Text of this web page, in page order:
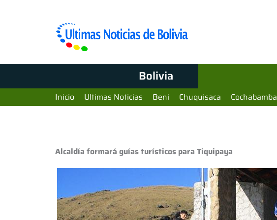
Bolivia
Inicio Ultimas Noticias Beni Chuquisaca Cochabamba
Alcaldía formará guías turísticos para Tiquipaya